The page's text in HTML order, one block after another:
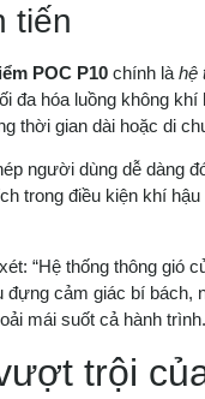
tiến
POC P10 chính là hệ
đa hóa luồng không
thời gian dài hoặc di
người dùng dễ dàng
trong điều kiện khí
“Hệ thống thông gió
cảm giác bí
mái suốt cả hành
trội